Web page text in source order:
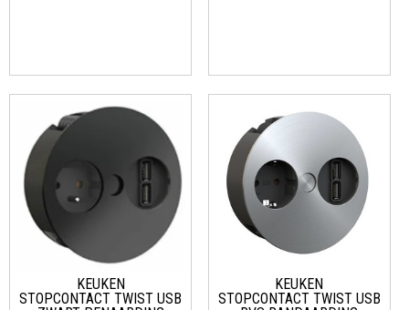
KEUKEN
STOPCONTACT TWIST USB
KEUKEN
STOPCONTACT TWIST USB